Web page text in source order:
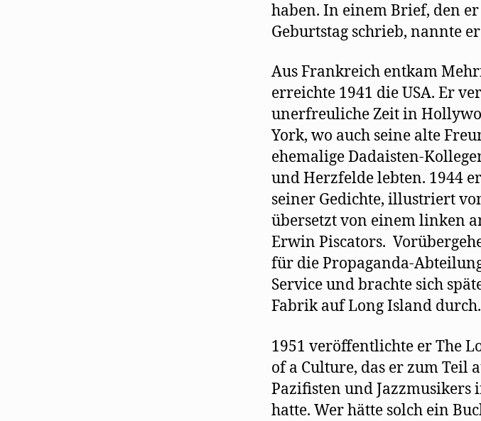
haben. In einem Brief, den
Geburtstag schrieb, nannte
Aus Frankreich entkam
erreichte 1941 die USA. Er
unerfreuliche Zeit in
York, wo auch seine alte
ehemalige Dadaisten-
und Herzfelde lebten. 1944
seiner Gedichte, illustriert
übersetzt von einem linken
Erwin Piscators.
für die Propaganda-
Service und brachte sich
Fabrik auf Long Island durch.
1951 veröffentlichte er The
of a Culture, das er zum Teil
Pazifisten und Jazzmusikers
hatte. Wer hätte solch ein